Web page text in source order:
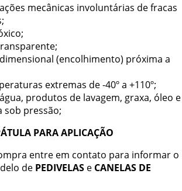
mecânicas involuntárias de fracas
(encolhimento) próxima a
extremas de -40º a +110º;
produtos de lavagem, graxa, óleo e
sob pressão;
PARA APLICAÇÃO
entre em contato para informar o
de PEDIVELAS e CANELAS DE